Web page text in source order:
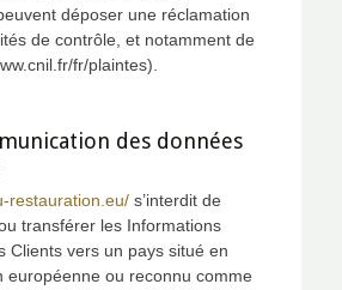
déposer une réclamation
de contrôle, et notamment de
fr/plaintes).
des données
restauration.eu/ s’interdit de
transférer les Informations
Clients vers un pays situé en
européenne ou reconnu comme